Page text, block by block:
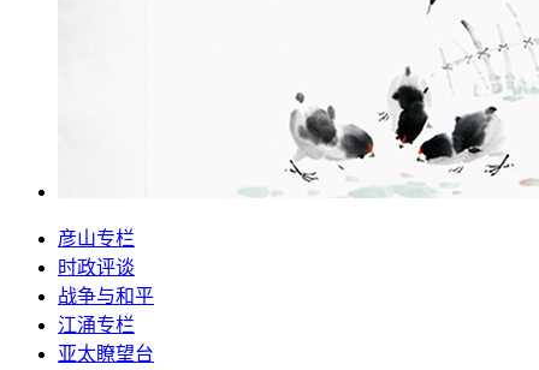
彦山专栏
时政评谈
战争与和平
江涌专栏
亚太瞭望台